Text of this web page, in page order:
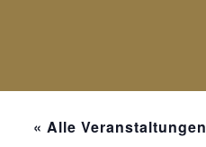
« Alle Veranstaltungen